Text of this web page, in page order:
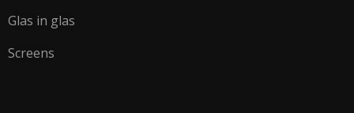
Glas in glas
Screens